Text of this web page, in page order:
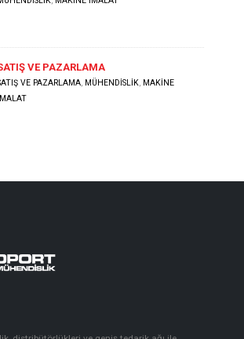
VE PAZARLAMA
VE PAZARLAMA, MÜHENDİSLİK, MAKİNE